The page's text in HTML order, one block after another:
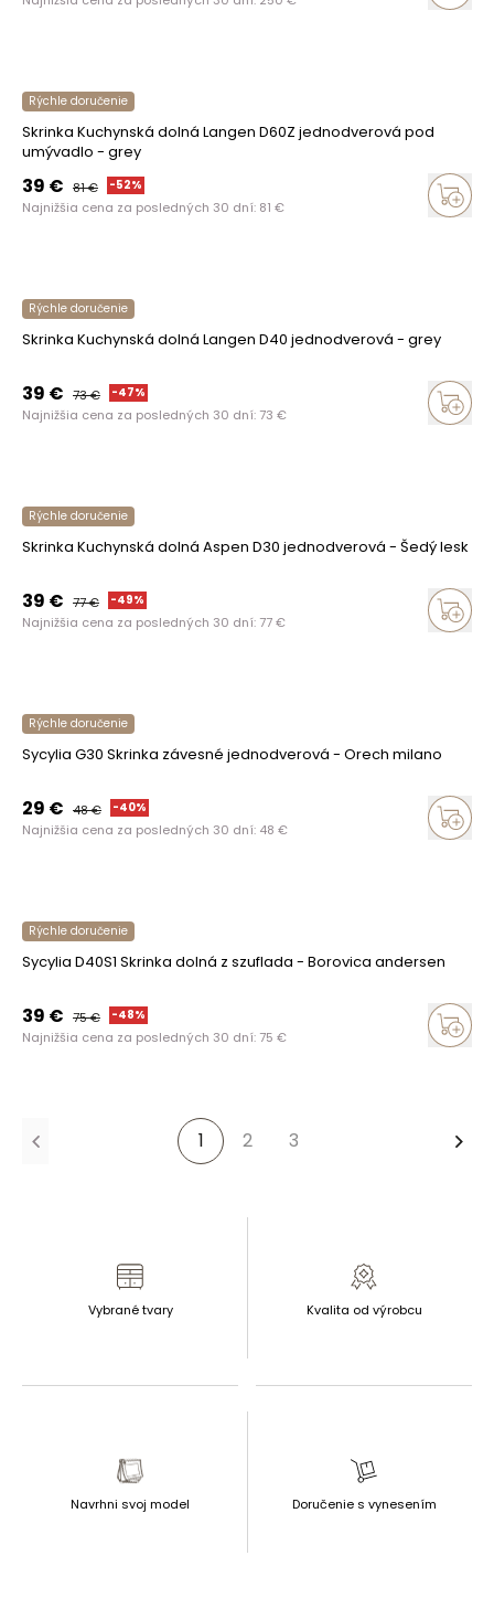
Rýchle doručenie
Skrinka Kuchynská dolná Langen D60Z jednodverová pod
umývadlo - grey
39 € 81€ -52%
Najnižšia cena za posledných 30 dní: 81 €
Rýchle doručenie
Skrinka Kuchynská dolná Langen D40 jednodverová - grey
39 € 73€ -47%
Najnižšia cena za posledných 30 dní: 73 €
Rýchle doručenie
Skrinka Kuchynská dolná Aspen D30 jednodverová - Šedý lesk
39 € 77€ -49%
Najnižšia cena za posledných 30 dní: 77€
Rýchle doručenie
Sycylia G30 Skrinka závesné jednodverová - Orech milano
29 € 48€ -40%
Najnižšia cena za posledných 30 dní: 48 €
Rýchle doručenie
Sycylia D40S1 Skrinka dolná z szuflada - Borovica andersen
39 € 75€ -48%
Najnižšia cena za posledných 30 dní: 75 €
1 2 3
Vybrané tvary Kvalita od výrobcu
Navrhni svoj model Doručenie s vynesením